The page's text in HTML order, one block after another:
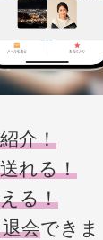
介！
れる！
る！
会できま